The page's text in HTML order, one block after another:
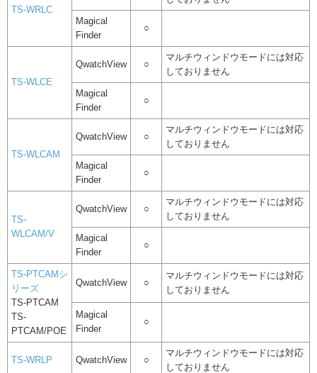
TS-WRLC
Magical
Finder
○
TS-WLCE
QwatchView ○
マルチウィンドウモードには対応
しておりません
Magical
Finder
○
TS-WLCAM
QwatchView ○
マルチウィンドウモードには対応
しておりません
Magical
Finder
○
TS-
WLCAM/V
QwatchView ○
マルチウィンドウモードには対応
しておりません
Magical
Finder
○
TS-PTCAMシ
リーズ
TS-PTCAM
TS-
PTCAM/POE
QwatchView ○
マルチウィンドウモードには対応
しておりません
Magical
Finder
○
TS-WRLP QwatchView ○
マルチウィンドウモードには対応
しておりません